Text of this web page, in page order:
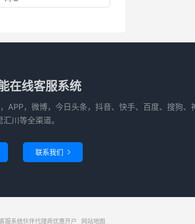
在线客服系统
APP，微博，今日头条，抖音、快手、百度、搜狗、
川等全渠道。
联系我们 
服系统伙伴代理商优惠开户 网站地图